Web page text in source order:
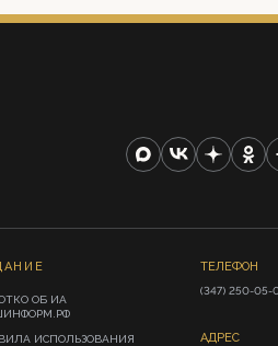
ОБ ИА
ИСПОЛЬЗОВАНИЯ
ТЕЛЕФОН
(347) 250-05-
АДРЕС